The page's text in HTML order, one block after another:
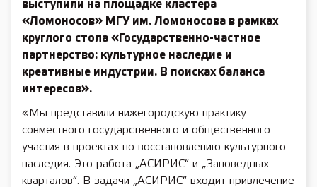
выступили на площадке кластера
«Ломоносов» МГУ им. Ломоносова в рамках
круглого стола «Государственно-частное
партнерство: культурное наследие и
креативные индустрии. В поисках баланса
интересов».
«Мы представили нижегородскую практику
совместного государственного и общественного
участия в проектах по восстановлению культурного
наследия. Это работа „АСИРИС“ и „Заповедных
кварталов“. В задачи „АСИРИС“ входит привлечение